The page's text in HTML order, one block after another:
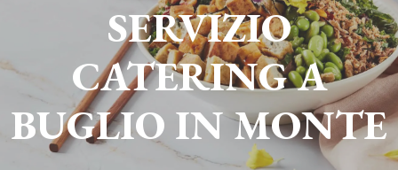
SERVIZIO
CATERING A
BUGLIO IN MONTE